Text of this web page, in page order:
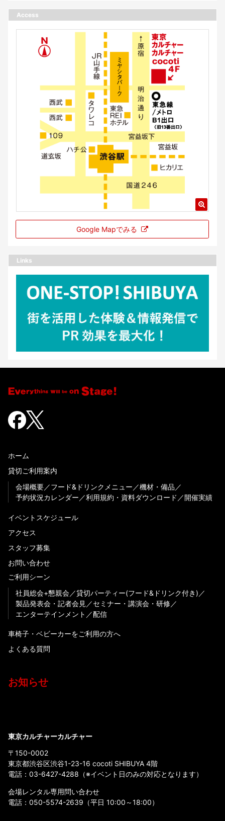
Access
Google Mapでみる
Links
ホーム
貸切ご利用案内
会場概要
フード&ドリンクメニュー
機材・備品
予約状況カレンダー
利用規約・資料ダウンロード 開催実績
イベントスケジュール
アクセス
スタッフ募集
お問い合わせ
ご利用シーン
社員総会+懇親会
貸切パーティー(フード&ドリンク付き)
製品発表会・記者会見
セミナー・講演会・研修
エンターテインメント
配信
車椅子・ベビーカーをご利用の方へ
よくある質問
お知らせ
東京カルチャーカルチャー
〒150-0002
東京都渋谷区渋谷1-23-16 cocoti SHIBUYA 4階
電話： 03-6427-4288 （※イベント日のみの対応となります）
会場レンタル専用問い合わせ
電話： 050-5574-2639 （平日 10:00～18:00）